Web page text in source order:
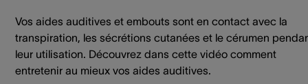
Vos aides auditives et embouts sont en contact avec la
transpiration, les sécrétions cutanées et le cérumen
leur utilisation. Découvrez dans cette vidéo comment
entretenir au mieux vos aides auditives.